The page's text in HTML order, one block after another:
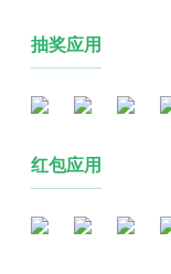
抽奖应用
红包应用